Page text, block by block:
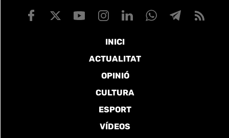
INICI
ACTUALITAT
OPINIÓ
CULTURA
ESPORT
VÍDEOS